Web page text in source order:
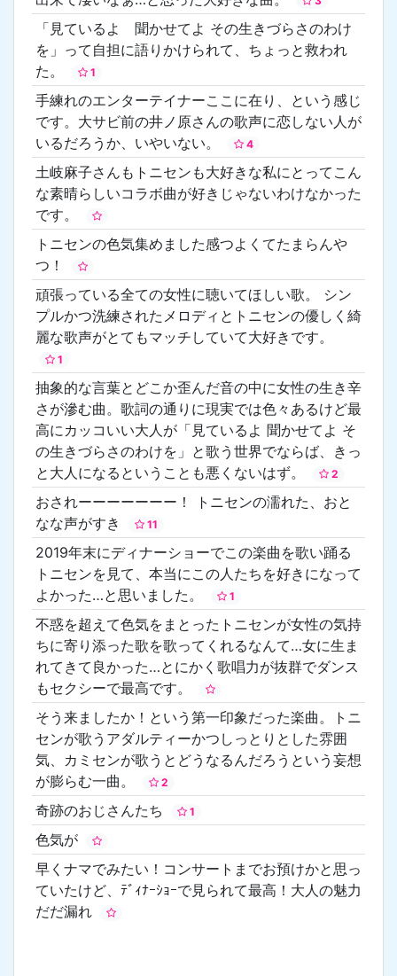
「見ているよ 聞かせてよ その生きづらさのわけ
を」って自担に語りかけられて、ちょっと救われ
た。
1
手練れのエンターテイナーここに在り、という感じ
です。大サビ前の井ノ原さんの歌声に恋しない人が
いるだろうか、いやいない。
4
土岐麻子さんもトニセンも大好きな私にとってこん
な素晴らしいコラボ曲が好きじゃないわけなかった
です。
トニセンの色気集めました感つよくてたまらんや
つ！
頑張っている全ての女性に聴いてほしい歌。 シン
プルかつ洗練されたメロディとトニセンの優しく綺
麗な歌声がとてもマッチしていて大好きです。
1
抽象的な言葉とどこか歪んだ音の中に女性の生き辛
さが滲む曲。歌詞の通りに現実では色々あるけど最
高にカッコいい大人が「見ているよ 聞かせてよ そ
の生きづらさのわけを」と歌う世界でならば、きっ
と大人になるということも悪くないはず。
2
おされーーーーーーー！ トニセンの濡れた、おと
なな声がすき
11
2019年末にディナーショーでこの楽曲を歌い踊る
トニセンを見て、本当にこの人たちを好きになって
よかった…と思いました。
1
不惑を超えて色気をまとったトニセンが女性の気持
ちに寄り添った歌を歌ってくれるなんて…女に生ま
れてきて良かった…とにかく歌唱力が抜群でダンス
もセクシーで最高です。
そう来ましたか！という第一印象だった楽曲。トニ
センが歌うアダルティーかつしっとりとした雰囲
気、カミセンが歌うとどうなるんだろうという妄想
が膨らむ一曲。
2
奇跡のおじさんたち 1
色気が
早くナマでみたい！コンサートまでお預けかと思っ
ていたけど、ﾃﾞｨﾅｰｼｮｰで見られて最高！大人の魅力
だだ漏れ